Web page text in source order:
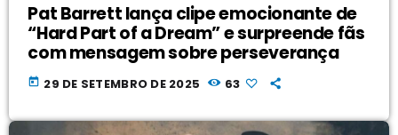
Pat Barrett lança clipe emocionante de
“Hard Part of a Dream” e surpreende fãs
com mensagem sobre perseverança
today 29 DE SETEMBRO DE 2025 63